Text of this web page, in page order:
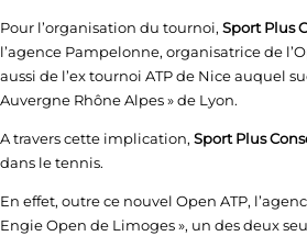
Pour l’organisation du tournoi, Sport Plus
l’agence Pampelonne, organisatrice de
aussi de l’ex tournoi ATP de Nice auquel
Auvergne Rhône Alpes » de Lyon.
A travers cette implication, Sport Plus
dans le tennis.
En effet, outre ce nouvel Open ATP,
Engie Open de Limoges », un des deux